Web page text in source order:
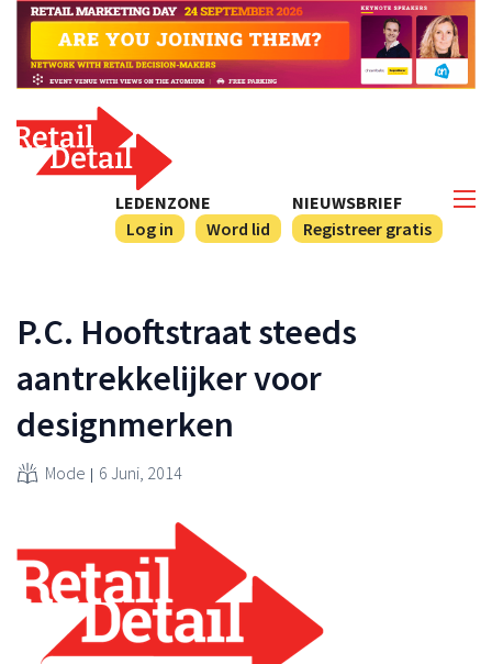
NIEUWSBRIEF
Registreer gratis
LEDENZONE
Log in
Word lid
P.C. Hooftstraat steeds
aantrekkelijker voor
designmerken
Mode 6 Juni, 2014